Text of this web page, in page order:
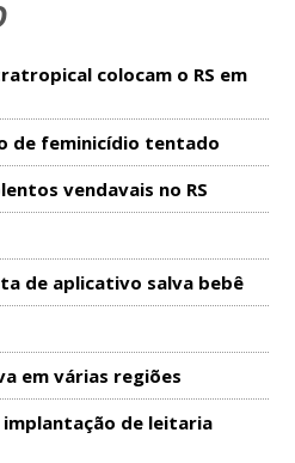
colocam o RS em
de feminicídio tentado
vendavais no RS
de aplicativo salva bebê
em várias regiões
implantação de leitaria